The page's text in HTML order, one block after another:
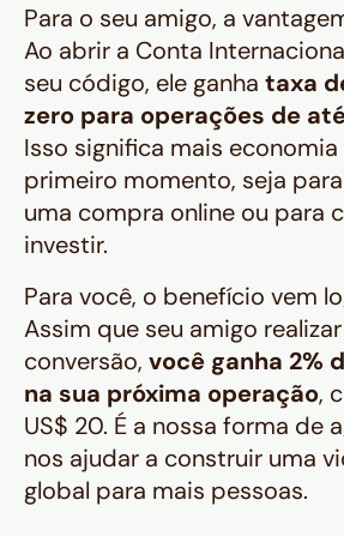
Para o seu amigo, a
Ao abrir a Conta
seu código, ele ganha taxa
zero para operações de
Isso significa mais
primeiro momento, seja
uma compra online ou para
investir.
Para você, o benefício vem
Assim que seu amigo
conversão, você ganha 2%
na sua próxima operação,
US$ 20. É a nossa forma de
nos ajudar a construir uma
global para mais pessoas.